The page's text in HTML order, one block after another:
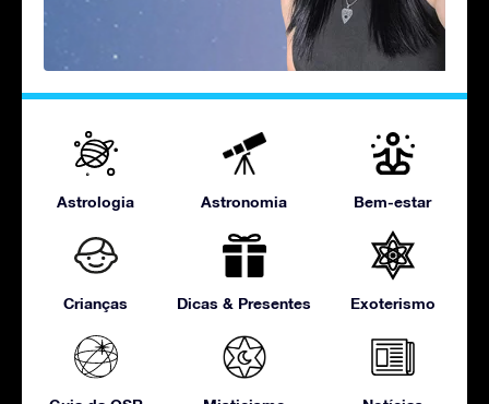
Astrologia Astronomia Bem-estar
Crianças Dicas & Presentes Exoterismo